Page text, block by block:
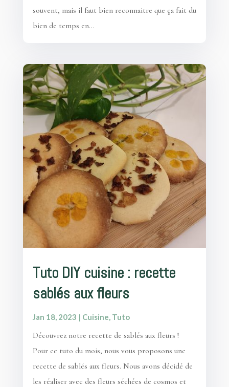
souvent, mais il faut bien reconnaitre que ça fait du
bien de temps en...
Tuto DIY cuisine : recette
sablés aux fleurs
Jan 18, 2023 | Cuisine, Tuto
Découvrez notre recette de sablés aux fleurs !
Pour ce tuto du mois, nous vous proposons une
recette de sablés aux fleurs. Nous avons décidé de
les réaliser avec des fleurs séchées de cosmos et